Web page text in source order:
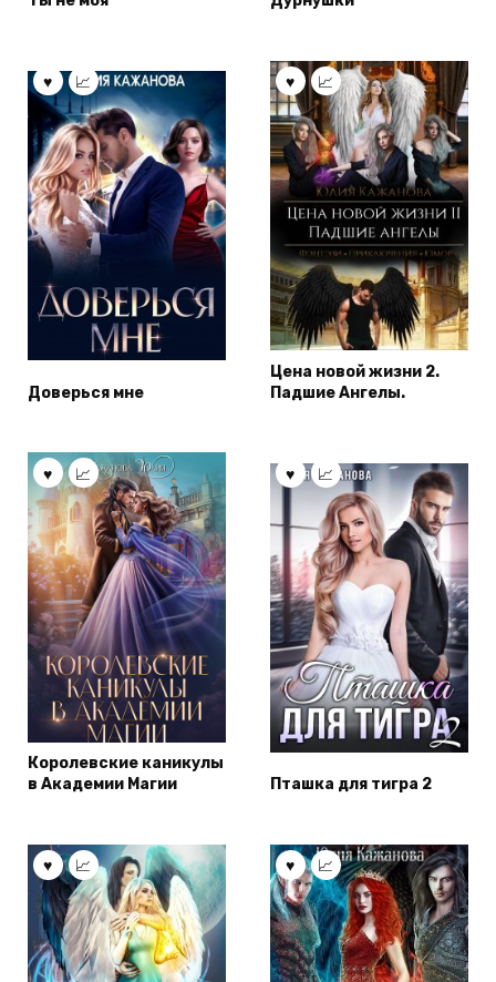
Доверься мне
Цена новой жизни 2.
Падшие Ангелы.
Королевские каникулы
в Академии Магии
Пташка для тигра 2